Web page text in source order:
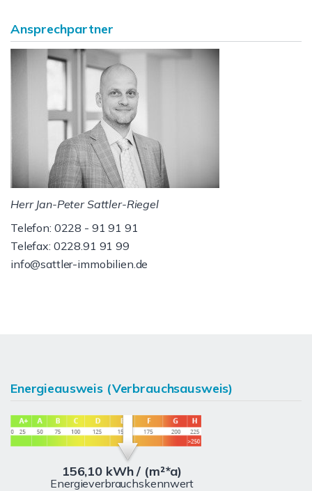
Ansprechpartner
Herr Jan-Peter Sattler-Riegel
Telefon: 0228 - 91 91 91
Telefax: 0228.91 91 99
info@sattler-immobilien.de
Energieausweis (Verbrauchsausweis)
156,10 kWh / (m²*a)
Energieverbrauchskennwert